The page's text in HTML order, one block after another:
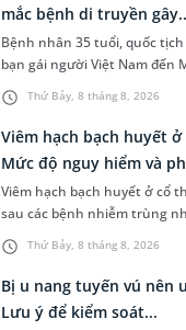
Thứ Bảy, 8 tháng 8, 2026
mắc bệnh di truyền
Bệnh nhân 35 tuổi, quốc
bạn gái người Việt Nam đến
sức khỏe tiền hôn nhân. Qua
làm các xét nghiệm chuyên
Thứ Bảy, 8 tháng 8, 2026
Viêm hạch bạch huyết ở
Mức độ nguy hiểm và
Viêm hạch bạch huyết ở cổ
sau các bệnh nhiễm trùng
liên quan đến lao hạch hoặc
hiểu nguyên nhân gây viêm,...
Bị u nang tuyến vú nên
Lưu ý để kiểm soát...